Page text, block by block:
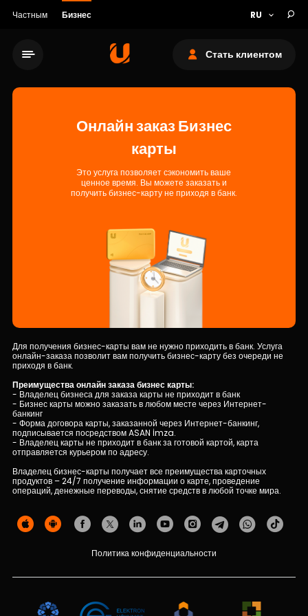
Частным Бизнес
Стать клиентом
О банке
Устойчивость
Кешбэк
F.A.Q
Онлайн заказ Бизнес
карты
Это услуга позволяет сэкономить ваше
ценное время. Вы можете заказать и
получить бизнес-карту не приходя в банк.
Для получения бизнес-карты вам не нужно приходить в банк. Услуга
онлайн-заказа позволит вам получить бизнес-карту без очереди не
приходя в банк.
Преимущества онлайн заказа бизнес карты:
- Владелец бизнеса для заказа карты не приходит в банк
- Бизнес карты можно заказать в любом месте через Интернет-
банкинг
- Форма договора карты, заказанной через Интернет-банкинг,
подписывается посредством ASAN İmza.
- Владелец карты не приходит в банк за готовой картой, карта
отправляется курьером по адресу.
Владелец бизнес-карты получает все преимущества карточных
продуктов – 24/7 получение информации о карте, проведение
операций, денежные переводы, снятие средств в любой точке мира.
Политика конфиденциальности